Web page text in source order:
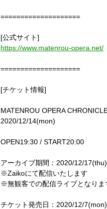
====================
[公式サイト]
https://www.matenrou-opera.net/
====================
[チケット情報]
MATENROU OPERA
2020/12/14(mon)
OPEN19:30 / START20:00
アーカイブ期間：2020/12/
※Zaikoにて配信いたします
※無観客での配信ライブとなりま
チケット発売日：2020/12/